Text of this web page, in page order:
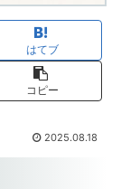
はてブ
コピー
2025.08.18